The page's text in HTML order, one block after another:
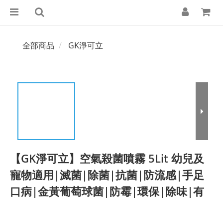
全部商品 GK淨可立
【GK淨可立】空氣殺菌噴霧 5Lit 幼兒及
寵物適用|滅菌|除菌|抗菌|防流感|手足
口病|金黃葡萄球菌|防霉|環保|除味|有